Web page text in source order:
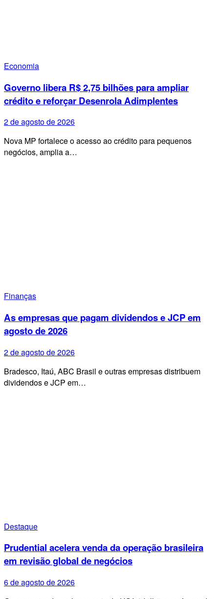
Economia
Governo libera R$ 2,75 bilhões para ampliar
crédito e reforçar Desenrola Adimplentes
2 de agosto de 2026
Nova MP fortalece o acesso ao crédito para pequenos
negócios, amplia a…
Finanças
As empresas que pagam dividendos e JCP em
agosto de 2026
2 de agosto de 2026
Bradesco, Itaú, ABC Brasil e outras empresas distribuem
dividendos e JCP em…
Destaque
Prudential acelera venda da operação brasileira
em revisão global de negócios
6 de agosto de 2026